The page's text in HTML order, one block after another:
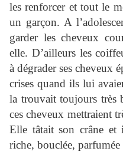
les renforcer et tout le
un garçon. A
garder les cheveux
elle. D’ailleurs les
à dégrader ses cheveux
crises quand ils lui
la trouvait toujours très
ces cheveux mettraient
Elle tâtait son crâne et
riche, bouclée,